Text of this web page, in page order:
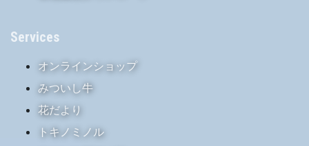
Services
オンラインショップ
みついし牛
花だより
トキノミノル